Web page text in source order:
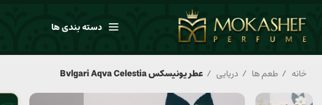
دسته بندی ها
خانه طعم ها دریایی عطر یونیسکس Bvlgari Aqva Celestia